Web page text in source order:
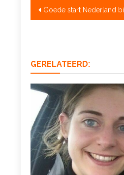
Bericht
Goede start Nederland bij WB Linz
GERELATEERD: